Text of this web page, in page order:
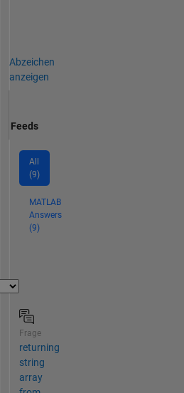
Abzeichen
anzeigen
Feeds
All
(9)
MATLAB
Answers
(9)
Frage
returning
string
array